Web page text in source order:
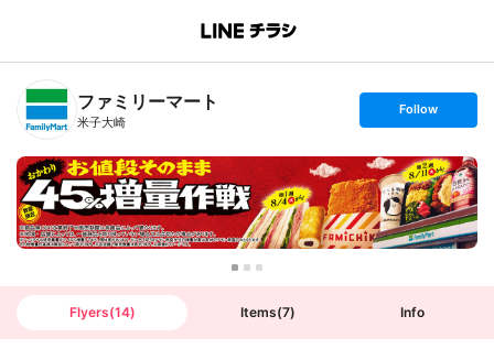
B
n
T
ファミリーマート
米子大崎
s
t
o
l
l
o
w
Follow
Flyers(14) Items(7) Info